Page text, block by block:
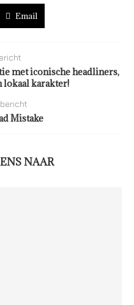
Email
met iconische headliners,
lokaal karakter!
Mistake
NAAR